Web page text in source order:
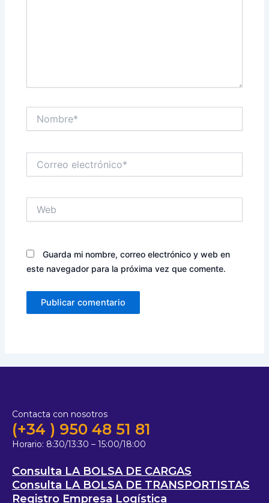
electrónico*
Guarda mi nombre, correo electrónico y web en
este navegador para la próxima vez que comente.
Contacta con nosotros
(+34 ) 950 48 51 81
Horario: 8:30/13:30 – 15:00/18:00
Consulta LA BOLSA DE CARGAS
Consulta LA BOLSA DE TRANSPORTISTAS
Registro Empresa Logística